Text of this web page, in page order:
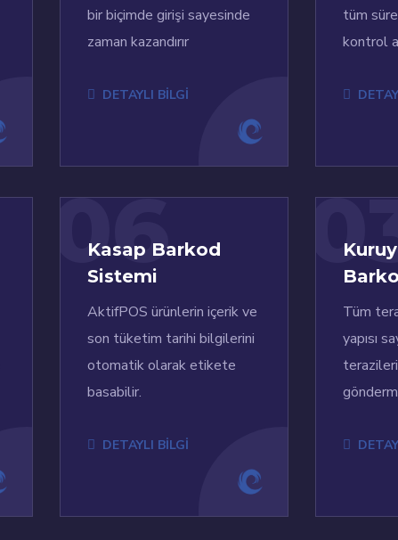
bir biçimde girişi sayesinde
zaman kazandırır
DETAYLI BİLGİ
tüm
kontrol
06
Kasap Barkod
Sistemi
AktifPOS ürünlerin içerik ve
son tüketim tarihi bilgilerini
otomatik olarak etikete
basabilir.
DETAYLI BİLGİ
Tüm
yapısı